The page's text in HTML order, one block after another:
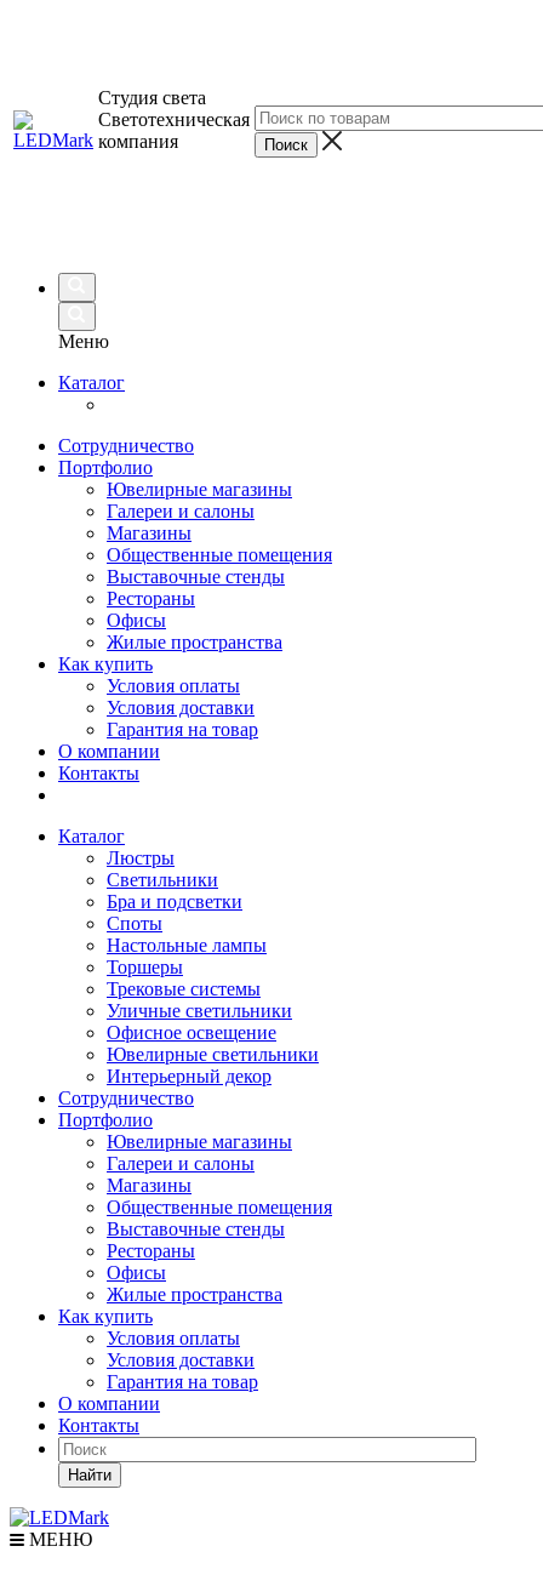
Студия света
Светотехническая
компания
Меню
Каталог
Сотрудничество
Портфолио
Ювелирные магазины
Галереи и салоны
Магазины
Общественные помещения
Выставочные стенды
Рестораны
Офисы
Жилые пространства
Как купить
Условия оплаты
Условия доставки
Гарантия на товар
О компании
Контакты
Каталог
Люстры
Светильники
Бра и подсветки
Споты
Настольные лампы
Торшеры
Трековые системы
Уличные светильники
Офисное освещение
Ювелирные светильники
Интерьерный декор
Сотрудничество
Портфолио
Ювелирные магазины
Галереи и салоны
Магазины
Общественные помещения
Выставочные стенды
Рестораны
Офисы
Жилые пространства
Как купить
Условия оплаты
Условия доставки
Гарантия на товар
О компании
Контакты
Найти
МЕНЮ